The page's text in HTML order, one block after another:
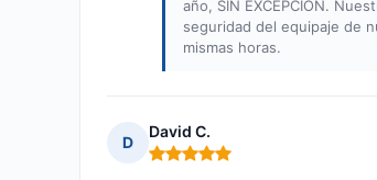
año, SIN EXCEPCIÓN.
seguridad del equipaje de
mismas horas.
D
David C.
Nota: 5 de 5